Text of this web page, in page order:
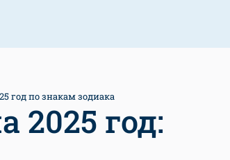
год по знакам зодиака
2025 год: